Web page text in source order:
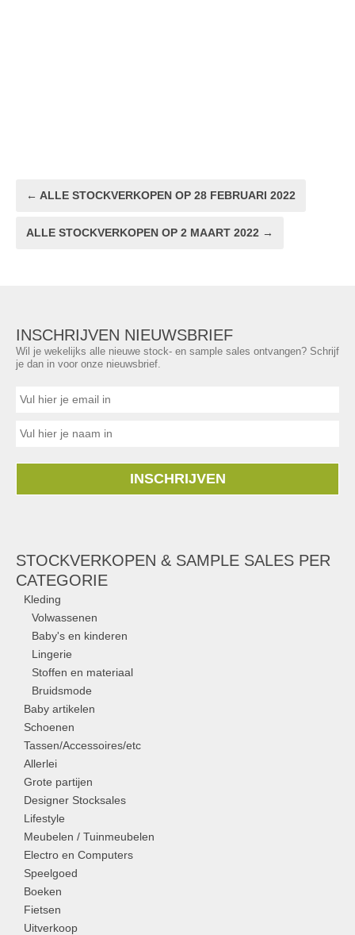
← ALLE STOCKVERKOPEN OP 28 FEBRUARI 2022
ALLE STOCKVERKOPEN OP 2 MAART 2022 →
INSCHRIJVEN NIEUWSBRIEF
Wil je wekelijks alle nieuwe stock- en sample sales ontvangen? Schrijf
je dan in voor onze nieuwsbrief.
INSCHRIJVEN
STOCKVERKOPEN & SAMPLE SALES PER
CATEGORIE
Kleding
Volwassenen
Baby's en kinderen
Lingerie
Stoffen en materiaal
Bruidsmode
Baby artikelen
Schoenen
Tassen/Accessoires/etc
Allerlei
Grote partijen
Designer Stocksales
Lifestyle
Meubelen / Tuinmeubelen
Electro en Computers
Speelgoed
Boeken
Fietsen
Uitverkoop